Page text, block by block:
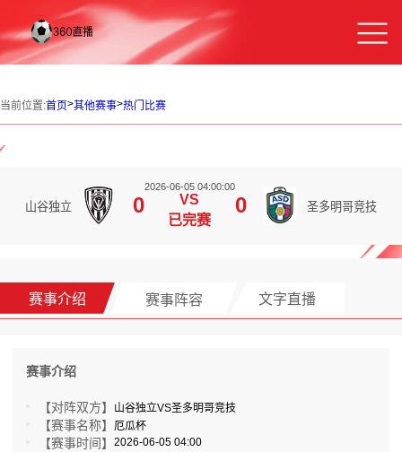
当前位置:首页>其他赛事>热门比赛
山谷独立 0
2026-06-05 04:00:00
VS
已完赛
0 圣多明哥竞技
赛事介绍 赛事阵容 文字直播
赛事介绍
【对阵双方】 山谷独立VS圣多明哥竞技
【赛事名称】 厄瓜杯
【赛事时间】2026-06-05 04:00